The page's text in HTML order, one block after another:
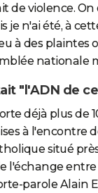
de violence.
je n'ai été, à
à des plaintes
nationale
"l'ADN de
déjà plus de
à l'encontre
situé
l'échange
parole Alain